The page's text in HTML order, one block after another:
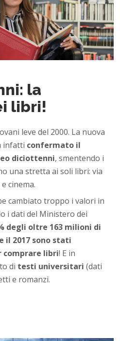
la
libri!
leve del 2000. La nuova
infatti confermato il
diciottenni, smentendo i
una stretta ai soli libri: via
cinema.
cambiato troppo i valori in
i dati del Ministero dei
degli oltre 163 milioni di
il 2017 sono stati
comprare libri! E in
di testi universitari (dati
e romanzi.